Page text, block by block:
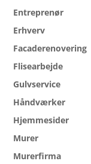
Entreprenør
Erhverv
Facaderenovering
Flisearbejde
Gulvservice
Håndværker
Hjemmesider
Murer
Murerfirma